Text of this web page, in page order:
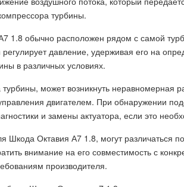
турбины.
1.8 обычно расположен рядом с самой
давление, удерживая его на
в различных условиях.
турбины, может возникнуть неравномерная
двигателем. При обнаружении
и замены актуатора, если это
Шкода Октавия А7 1.8, могут различаться
внимание на его совместимость с
производителя.